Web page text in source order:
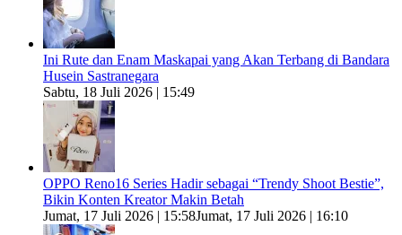
Ini Rute dan Enam Maskapai yang Akan Terbang di Bandara
Husein Sastranegara
Sabtu, 18 Juli 2026 | 15:49
OPPO Reno16 Series Hadir sebagai “Trendy Shoot Bestie”,
Bikin Konten Kreator Makin Betah
Jumat, 17 Juli 2026 | 15:58Jumat, 17 Juli 2026 | 16:10